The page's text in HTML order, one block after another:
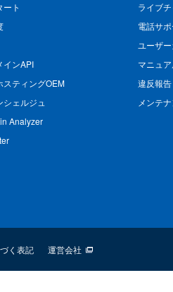
ート
インAPI
スティングOEM
シェルジュ
Analyzer
ライブチ
電話サポ
ユーザ
マニュ
違反報
メンテ
く表記 運営会社